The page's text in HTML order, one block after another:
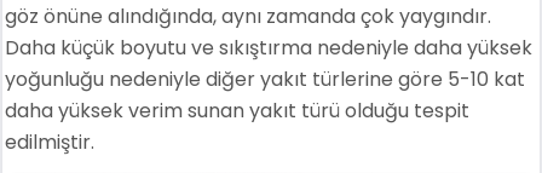
göz önüne alındığında, aynı zamanda çok yaygındır.
Daha küçük boyutu ve sıkıştırma nedeniyle daha yüksek
yoğunluğu nedeniyle diğer yakıt türlerine göre 5-10 kat
daha yüksek verim sunan yakıt türü olduğu tespit
edilmiştir.